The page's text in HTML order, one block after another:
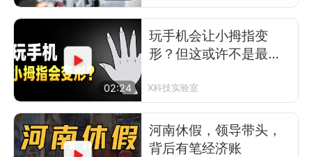
02:24
玩手机会让小拇指变
形？但这或许不是最可
X科技实验室
河南休假，领导带头，
背后有笔经济账